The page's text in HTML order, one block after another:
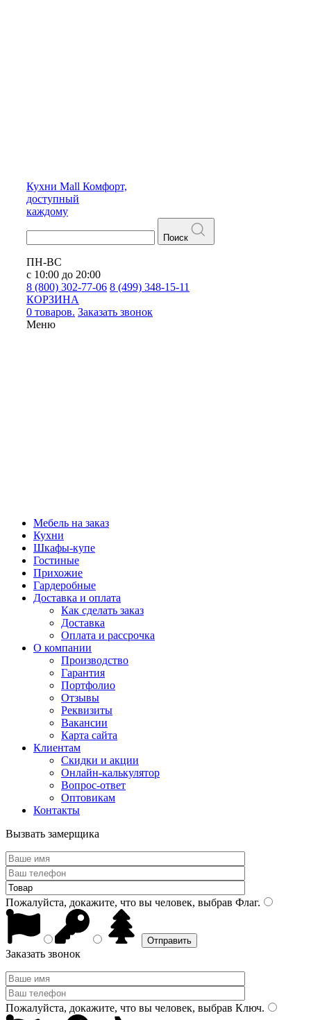
Кухни Mall Комфорт,
доступный
каждому
Поиск
ПН-ВС
с 10:00 до 20:00
8 (800) 302-77-06 8 (499) 348-15-11
КОРЗИНА
0 товаров. Заказать звонок
Меню
Мебель на заказ
Кухни
Шкафы-купе
Гостиные
Прихожие
Гардеробные
Доставка и оплата
Как сделать заказ
Доставка
Оплата и рассрочка
О компании
Производство
Гарантия
Портфолио
Отзывы
Реквизиты
Вакансии
Карта сайта
Клиентам
Скидки и акции
Онлайн-калькулятор
Вопрос-ответ
Оптовикам
Контакты
Вызвать замерщика
Пожалуйста, докажите, что вы человек, выбрав Флаг.
Заказать звонок
Пожалуйста, докажите, что вы человек, выбрав Ключ.